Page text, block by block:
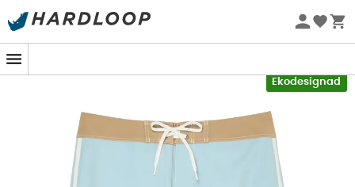
Sommarerbjudanden 🔥 -5 % EXTRA vid köp av 2 produkter*
Ekodesignad